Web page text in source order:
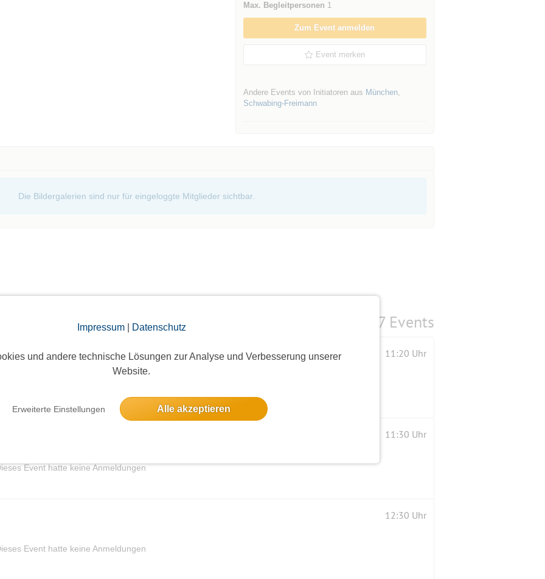
Impressum| Datenschutz
und andere technische Lösungen zur Analyse und Verbesserung unserer
Website.
Erweiterte Einstellungen Alle akzeptieren
Max. Begleitpersonen 1
Zum Event anmelden
Event merken
Andere Events von Initiatoren aus München,
Schwabing-Freimann
Die Bildergalerien sind nur für eingeloggte Mitglieder sichtbar.
7 Events
11:20 Uhr
11:30 Uhr
Event hatte keine Anmeldungen
12:30 Uhr
Event hatte keine Anmeldungen